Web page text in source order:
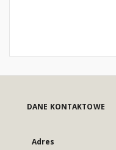
DANE KONTAKTOWE
Adres